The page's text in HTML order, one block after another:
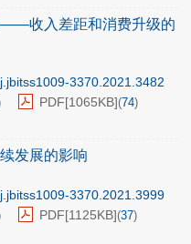
——收入差距和消费升级的
3370.2021.3482
PDF[1065KB](74)
发展的影响
3370.2021.3999
PDF[1125KB](37)